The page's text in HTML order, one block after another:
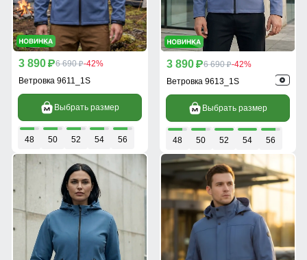
3 890 p6 690 p-42%
Ветровка 9611_1S
Выбрать размер
48 50 52 54 56
3 890 p6 690 p-42%
Ветровка 9613_1S
Выбрать размер
48 50 52 54 56